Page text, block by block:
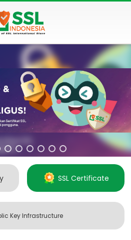
SSL Certificate
Key Infrastructure